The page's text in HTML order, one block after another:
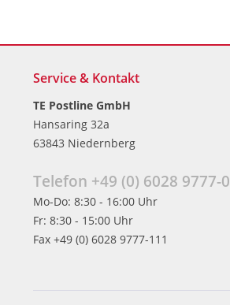
Service & Kontakt
TE Postline GmbH
Hansaring 32a
63843 Niedernberg
Telefon +49 (0) 6028 9777-0
Mo-Do: 8:30 - 16:00 Uhr
Fr: 8:30 - 15:00 Uhr
Fax +49 (0) 6028 9777-111